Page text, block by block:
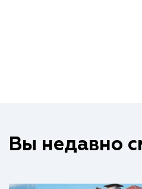
Вы недавно